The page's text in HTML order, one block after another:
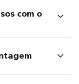
com o